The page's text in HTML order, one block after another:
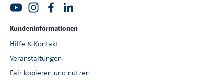
Inhaltsverzeichnis
Kundeninformationen
Hilfe & Kontakt
Veranstaltungen
Fair kopieren und nutzen